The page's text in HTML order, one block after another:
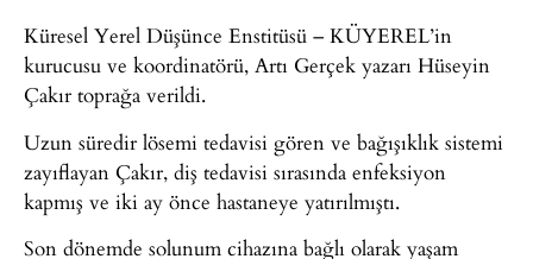
Küresel Yerel Düşünce Enstitüsü – KÜYEREL’in
kurucusu ve koordinatörü, Artı Gerçek yazarı Hüseyin
Çakır toprağa verildi.
Uzun süredir lösemi tedavisi gören ve bağışıklık sistemi
zayıflayan Çakır, diş tedavisi sırasında enfeksiyon
kapmış ve iki ay önce hastaneye yatırılmıştı.
Son dönemde solunum cihazına bağlı olarak yaşam